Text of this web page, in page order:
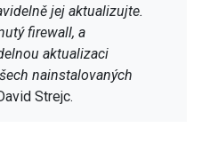
jej aktualizujte.
firewall, a
aktualizaci
nainstalovaných
Strejc.